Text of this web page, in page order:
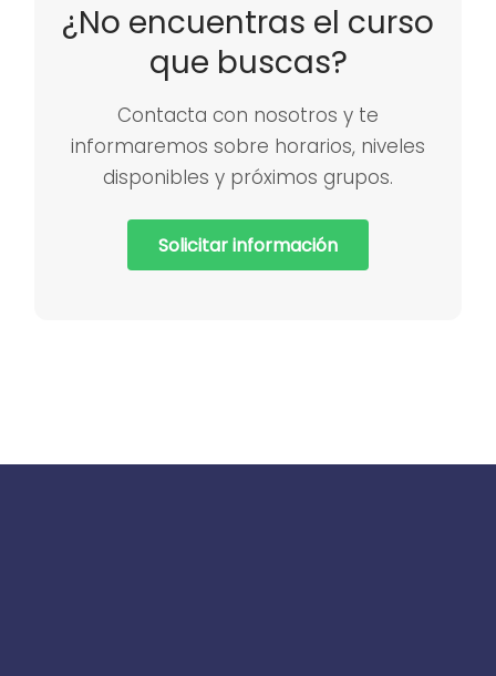
¿No encuentras el curso
que buscas?
Contacta con nosotros y te
informaremos sobre horarios, niveles
disponibles y próximos grupos.
Solicitar información